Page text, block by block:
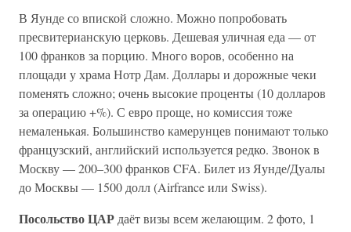
В Яунде со впиской сложно. Можно попробовать
пресвитерианскую церковь. Дешевая уличная еда — от
100 франков за порцию. Много воров, особенно на
площади у храма Нотр Дам. Доллары и дорожные чеки
поменять сложно; очень высокие проценты (10 долларов
за операцию +%). С евро проще, но комиссия тоже
немаленькая. Большинство камерунцев понимают только
французский, английский используется редко. Звонок в
Москву — 200–300 франков CFA. Билет из Яунде/Дуалы
до Москвы — 1500 долл (Airfrance или Swiss).
Посольство ЦАР даёт визы всем желающим. 2 фото, 1